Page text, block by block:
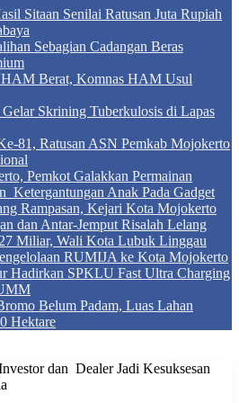
Sitaan Senilai Ratusan Juta Rupiah
Sebagian Cadangan Beras
Berat, Komnas HAM Usul
Skrining Tuberkulosis di Lapas
81, Ratusan ASN Pemkab Mojokerto
Pemkot Galakkan Permainan
Ketergantungan Anak Pada Gadget
Rampasan, Kejari Kota Mojokerto
dan Antar-Jemput Risalah Lelang
Miliar, Wali Kota Lubuk Linggau
RUMIJA ke Kota Mojokerto
Hadirkan SPKLU Fast Ultra Charging
Belum Padam, Luas Lahan
Hektare
dan Dealer Jadi Kesuksesan